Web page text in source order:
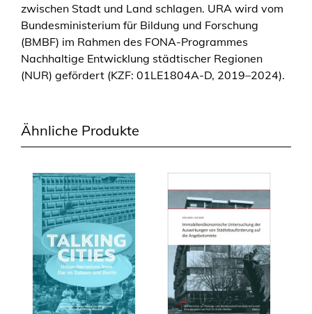
zwischen Stadt und Land schlagen. URA wird vom
Bundesministerium für Bildung und Forschung
(BMBF) im Rahmen des FONA-Programmes
Nachhaltige Entwicklung städtischer Regionen
(NUR) gefördert (KZF: 01LE1804A-D, 2019–2024).
Ähnliche Produkte